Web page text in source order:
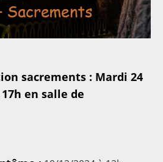
sacrements : Mardi 24
en salle de